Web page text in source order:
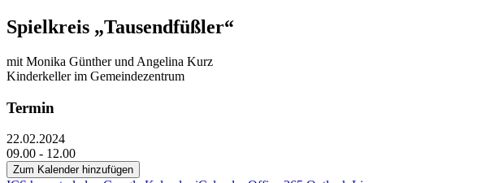
Spielkreis „Tausendfüßler“
mit Monika Günther und Angelina Kurz
Kinderkeller im Gemeindezentrum
Termin
22.02.2024
09.00 - 12.00
Zum Kalender hinzufügen